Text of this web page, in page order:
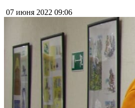
07 июня 2022 09:06